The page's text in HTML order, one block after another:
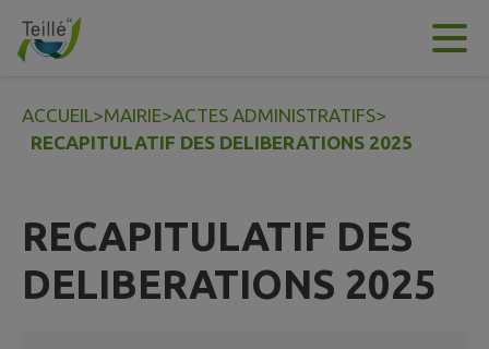
Contenu
ACCUEIL>MAIRIE>ACTES ADMINISTRATIFS>
RECAPITULATIF DES DELIBERATIONS 2025
RECAPITULATIF DES
DELIBERATIONS 2025